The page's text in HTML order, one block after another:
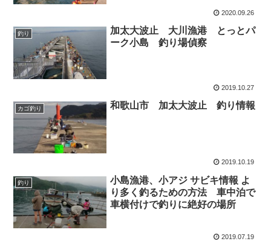
2020.09.26
釣り
加太大波止 大川漁港 とっとパ
ーク小島 釣り場偵察
2019.10.27
カゴ釣り 和歌山市 加太大波止 釣り情報
2019.10.19
釣り
小島漁港、小アジ サビキ情報 よ
り多く釣るための方法 車中泊で
車横付けで釣りに絶好の場所
2019.07.19